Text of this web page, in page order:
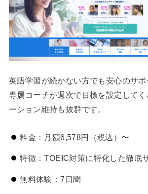
英語学習が続かない方でも安心のサポ
専属コーチが週次で目標を設定して
ーション維持も抜群です。
料金：月額6,578円（税込）〜
特徴：TOEIC対策に特化した徹底
無料体験：7日間